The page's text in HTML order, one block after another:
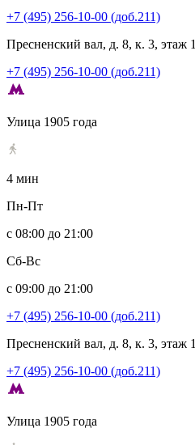
+7 (495) 256-10-00 (доб.211)
Пресненский вал, д. 8, к. 3, этаж 1
+7 (495) 256-10-00 (доб.211)
Улица 1905 года
4 мин
Пн-Пт
с 08:00 до 21:00
Сб-Вс
с 09:00 до 21:00
+7 (495) 256-10-00 (доб.211)
Пресненский вал, д. 8, к. 3, этаж 1
+7 (495) 256-10-00 (доб.211)
Улица 1905 года